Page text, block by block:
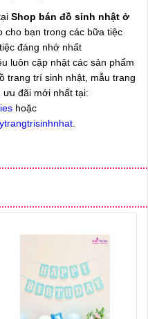
Shop bán đồ sinh nhật ở
cho bạn trong các bữa tiệc
đáng nhớ nhất
luôn cập nhật các sản phẩm
trang trí sinh nhật, mẫu trang
đãi mới nhất tại:
hoặc